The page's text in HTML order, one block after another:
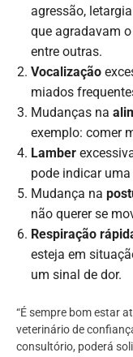
agressão,
que agradavam
entre outras.
Vocalização
miados
Mudanças na
exemplo: comer
Lamber
pode indicar
Mudança na
não querer se
Respiração
esteja em
um sinal de dor.
“É sempre bom estar
veterinário de
consultório, poderá